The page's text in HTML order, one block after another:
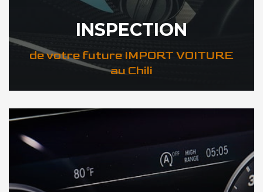
INSPECTION
de votre future IMPORT VOITURE
au Chili
DÉCOUVREZ VOTRE INSPECTION AUTO au Chili